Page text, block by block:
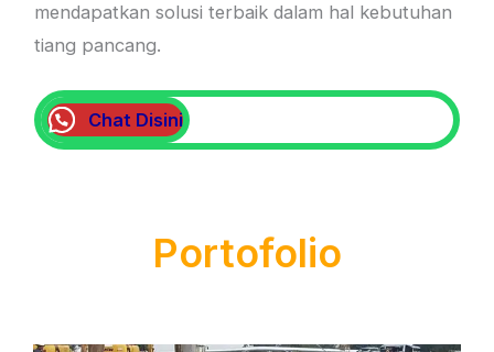
mendapatkan solusi terbaik dalam hal kebutuhan
tiang pancang.
Chat Disini
Portofolio